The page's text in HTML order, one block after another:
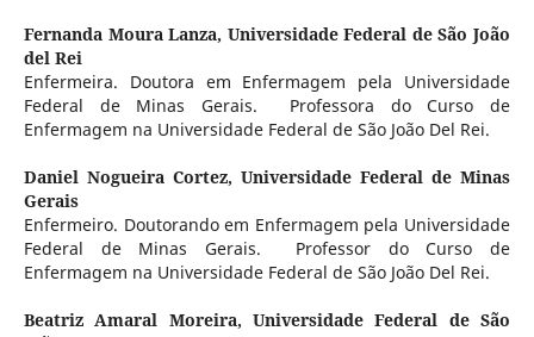
Fernanda Moura Lanza, Universidade Federal de São João
del Rei
Enfermeira. Doutora em Enfermagem pela Universidade
Federal de Minas Gerais. Professora do Curso de
Enfermagem na Universidade Federal de São João Del Rei.
Daniel Nogueira Cortez, Universidade Federal de Minas
Gerais
Enfermeiro. Doutorando em Enfermagem pela Universidade
Federal de Minas Gerais. Professor do Curso de
Enfermagem na Universidade Federal de São João Del Rei.
Beatriz Amaral Moreira, Universidade Federal de São